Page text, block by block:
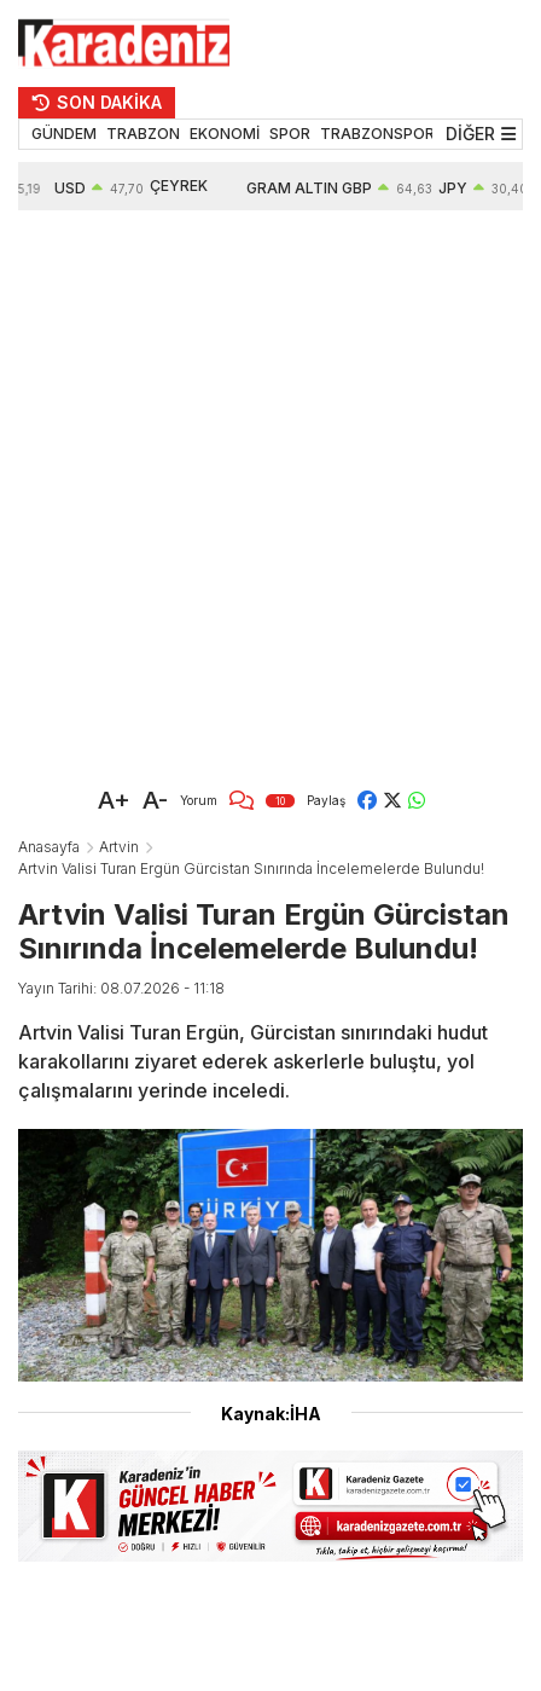
SON DAKİKA
GÜNDEM TRABZON EKONOMİ SPOR TRABZONSPOR TEKNOLOJİ
DİĞER
55,19 USD 47,70 ÇEYREK GRAM ALTIN GBP 64,63 JPY 30,40
A+ A- Yorum 10 Paylaş
Anasayfa
Artvin
Artvin Valisi Turan Ergün Gürcistan Sınırında İncelemelerde Bulundu!
Artvin Valisi Turan Ergün Gürcistan
Sınırında İncelemelerde Bulundu!
Yayın Tarihi: 08.07.2026 - 11:18
Artvin Valisi Turan Ergün, Gürcistan sınırındaki hudut
karakollarını ziyaret ederek askerlerle buluştu, yol
çalışmalarını yerinde inceledi.
Kaynak:İHA